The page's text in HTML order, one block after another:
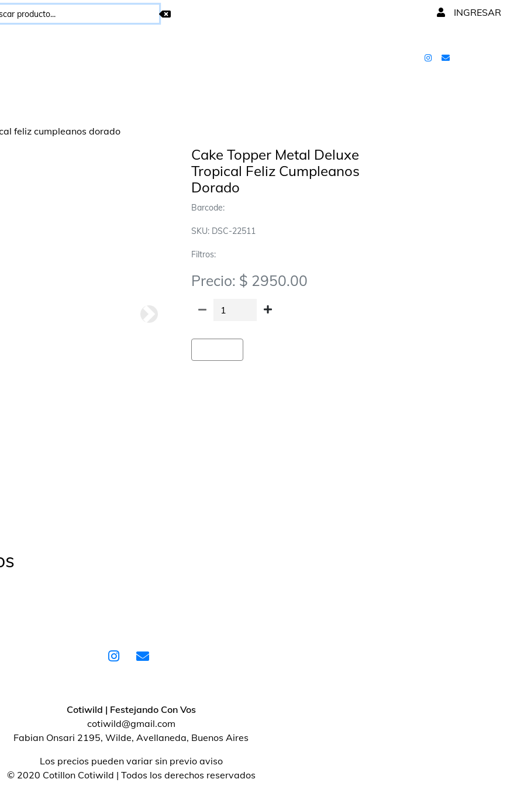
INGRESAR
Cake Topper Metal Deluxe
Tropical Feliz Cumpleanos
Dorado
Barcode:
SKU: DSC-22511
Filtros:
Precio: $ 2950.00
Cotiwild | Festejando Con Vos
cotiwild@gmail.com
Fabian Onsari 2195, Wilde, Avellaneda, Buenos Aires
Los precios pueden variar sin previo aviso
© 2020 Cotillon Cotiwild | Todos los derechos reservados